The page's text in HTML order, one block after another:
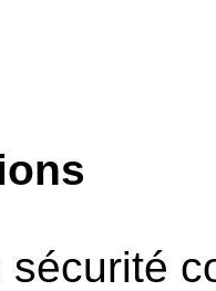
sécurité